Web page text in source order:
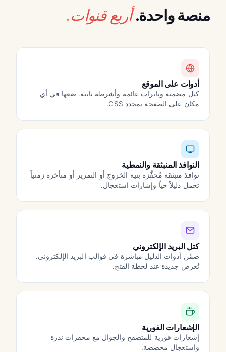
منصة واحدة.أربع قنوات.
أدوات على الموقع
كتل مضمنة وبانرات عائمة وأشرطة ثابتة. ضعها في أي
مكان على الصفحة بمحدد CSS.
النوافذ المنبثقة والنمطية
نوافذ منبثقة مُحفَّزة بنية الخروج أو التمرير أو متأخرة زمنياً
تحمل دليلاً حياً وإشارات استعجال.
كتل البريد الإلكتروني
ضمِّن أدوات الدليل مباشرة في قوالب البريد الإلكتروني.
تُعرض جديدة عند لحظة الفتح.
الإشعارات الفورية
إشعارات فورية للمتصفح والجوال مع محفزات ندرة
واستعجال مخصصة.